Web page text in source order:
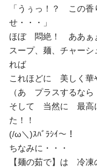
「うぅっ！？ この
せ・・・」
ほぼ 悶絶！ ああぁ
スープ、麺、チャー
れば
これほどに 美しく華
（あ プラスするな
そして 当然に 最高
た！！
(/ω＼)ｽﾊﾞﾗｼｲ～！
ちなみに・・・
【麺の茹で】は 冷凍